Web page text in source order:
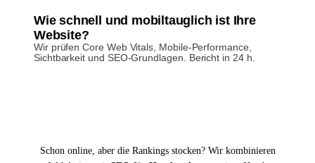
Wie schnell und mobiltauglich ist Ihre
Website?
Wir prüfen Core Web Vitals, Mobile-Performance,
Sichtbarkeit und SEO-Grundlagen. Bericht in 24 h.
Schon online, aber die Rankings stocken? Wir kombinieren